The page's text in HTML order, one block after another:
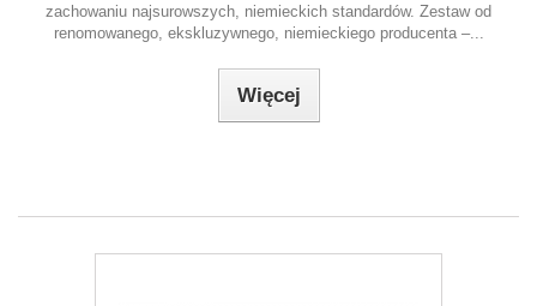
zachowaniu najsurowszych, niemieckich standardów. Zestaw od
renomowanego, ekskluzywnego, niemieckiego producenta –...
Więcej